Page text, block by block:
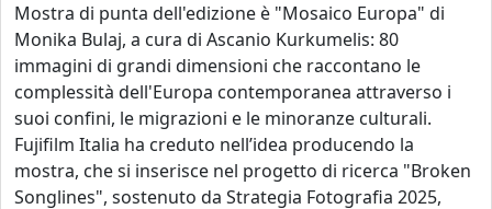
Mostra di punta dell'edizione è "Mosaico Europa" di
Monika Bulaj, a cura di Ascanio Kurkumelis: 80
immagini di grandi dimensioni che raccontano le
complessità dell'Europa contemporanea attraverso i
suoi confini, le migrazioni e le minoranze culturali.
Fujifilm Italia ha creduto nell’idea producendo la
mostra, che si inserisce nel progetto di ricerca "Broken
Songlines", sostenuto da Strategia Fotografia 2025,